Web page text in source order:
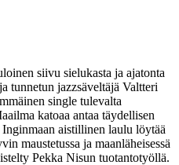
siivu sielukasta ja ajatonta
tunnetun jazzsäveltäjä Valtteri
single tulevalta
katoaa antaa täydellisen
aistillinen laulu löytää
maustetussa ja maanläheisessä
Pekka Nisun tuotantotyöllä.